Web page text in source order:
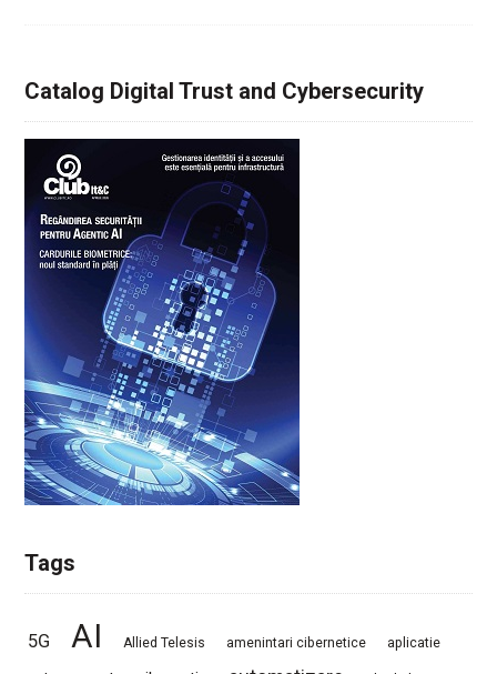
Catalog Digital Trust and Cybersecurity
Tags
5G AI Allied Telesis amenintari cibernetice aplicatie